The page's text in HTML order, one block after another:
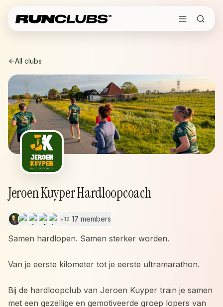
All clubs
Jeroen Kuyper Hardloopcoach
+12 17 members
Samen hardlopen. Samen sterker worden.
Van je eerste kilometer tot je eerste ultramarathon.
Bij de hardloopclub van Jeroen Kuyper train je samen
met een gezellige en gemotiveerde groep lopers van